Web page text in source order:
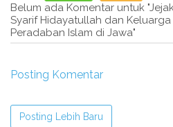
Belum ada Komentar untuk
Syarif Hidayatullah dan
Peradaban Islam di Jawa"
Posting Komentar
Posting Lebih Baru